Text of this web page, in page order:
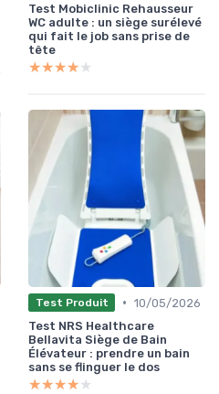
Test Mobiclinic Rehausseur
WC adulte : un siège surélevé
qui fait le job sans prise de
tête
★★★★★
★★★★★
Test Produit • 10/05/2026
Test NRS Healthcare
Bellavita Siège de Bain
Élévateur : prendre un bain
sans se flinguer le dos
★★★★★
★★★★★